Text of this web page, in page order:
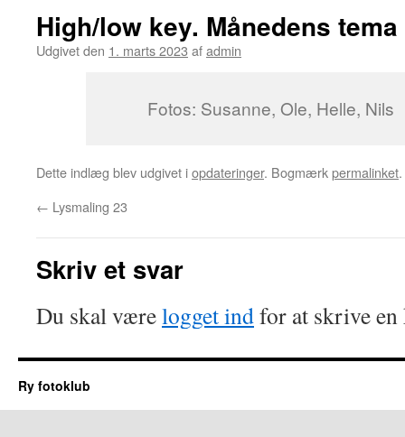
High/low key. Månedens
Udgivet den 1. marts 2023 afadmin
Fotos: Susanne, Ole, Helle,
Dette indlæg blev udgivet iopdateringer. Bogmærkpermalinket.
← Lysmaling 23
Skriv et svar
Du skal værelogget indfor at skrive en
Ry fotoklub